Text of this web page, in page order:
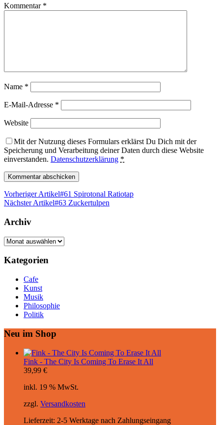
Kommentar *
Name *
E-Mail-Adresse *
Website
Mit der Nutzung dieses Formulars erklärst Du Dich mit der
Speicherung und Verarbeitung deiner Daten durch diese Website
einverstanden. Datenschutzerklärung *
Vorheriger Artikel#61 Spirotonal Ratiotap
Nächster Artikel#63 Zuckertulpen
Archiv
Archiv
Kategorien
Cafe
Kunst
Musik
Philosophie
Politik
Neu im Shop
Fink - The City Is Coming To Erase It All
39,99 €
inkl. 19 % MwSt.
zzgl. Versandkosten
Lieferzeit: 2-5 Werktage nach Zahlungseingang